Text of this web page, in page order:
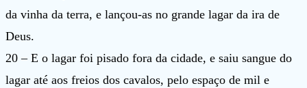
da vinha da terra, e lançou-as no grande lagar da ira de
Deus.
20 – E o lagar foi pisado fora da cidade, e saiu sangue do
lagar até aos freios dos cavalos, pelo espaço de mil e